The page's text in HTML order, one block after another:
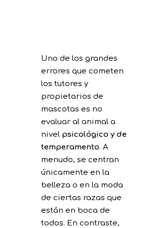
Uno de los grandes
errores que cometen
los tutores y
propietarios de
mascotas es no
evaluar al animal a
nivel psicológico y de
temperamento. A
menudo, se centran
únicamente en la
belleza o en la moda
de ciertas razas que
están en boca de
todos. En contraste,